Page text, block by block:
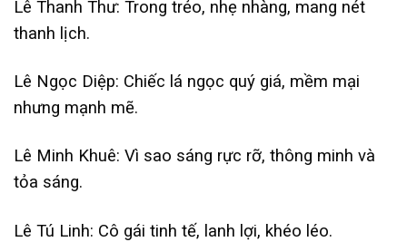
Lê Thanh Thư: Trong trẻo, nhẹ nhàng, mang nét
thanh lịch.
Lê Ngọc Diệp: Chiếc lá ngọc quý giá, mềm mại
nhưng mạnh mẽ.
Lê Minh Khuê: Vì sao sáng rực rỡ, thông minh và
tỏa sáng.
Lê Tú Linh: Cô gái tinh tế, lanh lợi, khéo léo.